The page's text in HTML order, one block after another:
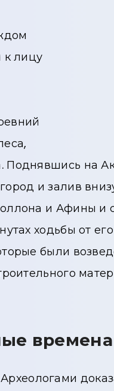
к лицу
на
и залив
и Афины и
ходьбы от
были
времена
Археологами